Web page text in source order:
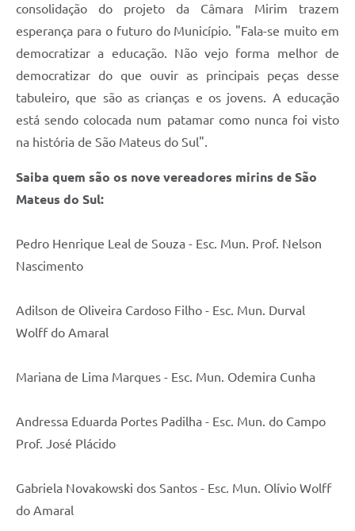
consolidação do projeto da Câmara Mirim trazem
esperança para o futuro do Município. "Fala-se muito em
democratizar a educação. Não vejo forma melhor de
democratizar do que ouvir as principais peças desse
tabuleiro, que são as crianças e os jovens. A educação
está sendo colocada num patamar como nunca foi visto
na história de São Mateus do Sul".
Saiba quem são os nove vereadores mirins de São
Mateus do Sul:
Pedro Henrique Leal de Souza - Esc. Mun. Prof. Nelson
Nascimento
Adilson de Oliveira Cardoso Filho - Esc. Mun. Durval
Wolff do Amaral
Mariana de Lima Marques - Esc. Mun. Odemira Cunha
Andressa Eduarda Portes Padilha - Esc. Mun. do Campo
Prof. José Plácido
Gabriela Novakowski dos Santos - Esc. Mun. Olívio Wolff
do Amaral